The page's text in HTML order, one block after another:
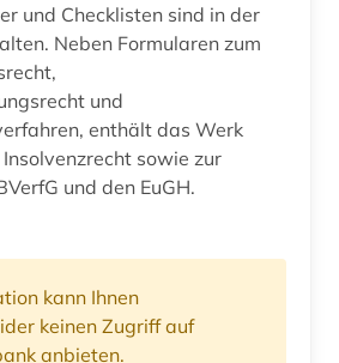
und Checklisten sind in der
Neben Formularen zum
und
enthält das Werk
sowie zur
und den EuGH.
kann Ihnen
keinen Zugriff auf
anbieten.